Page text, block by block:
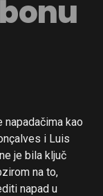
napadačima kao
i Luis
je bila ključ
na to,
napad u